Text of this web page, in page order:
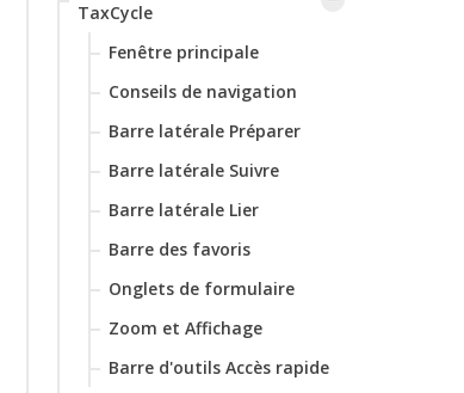
TaxCycle
Fenêtre principale
Conseils de navigation
Barre latérale Préparer
Barre latérale Suivre
Barre latérale Lier
Barre des favoris
Onglets de formulaire
Zoom et Affichage
Barre d'outils Accès rapide